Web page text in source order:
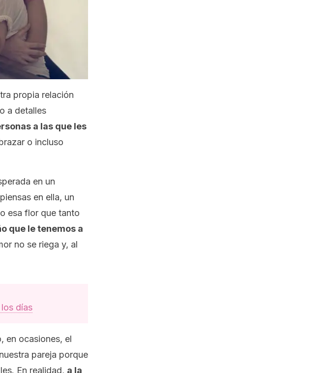
propia relación
a detalles
a las que les
o incluso
en un
en ella, un
esa flor que tanto
que le tenemos a
no se riega y, al
días
en ocasiones, el
pareja porque
En realidad, a la